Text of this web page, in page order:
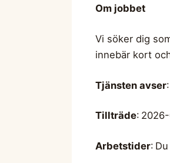
Om jobbet
Vi söker dig
innebär kort
Tjänsten avser
Tillträde:
Arbetstider: